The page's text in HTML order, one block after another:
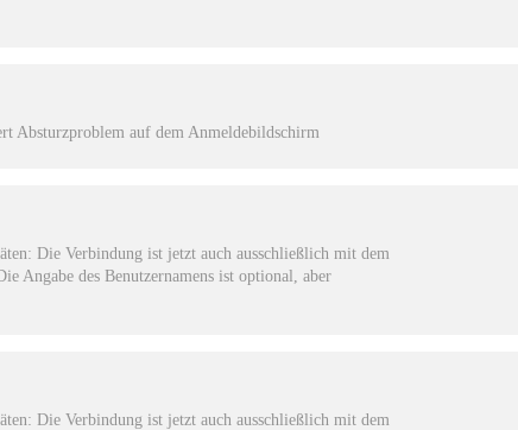
Absturzproblem auf dem Anmeldebildschirm
Die Verbindung ist jetzt auch ausschließlich mit dem
Angabe des Benutzernamens ist optional, aber
Die Verbindung ist jetzt auch ausschließlich mit dem